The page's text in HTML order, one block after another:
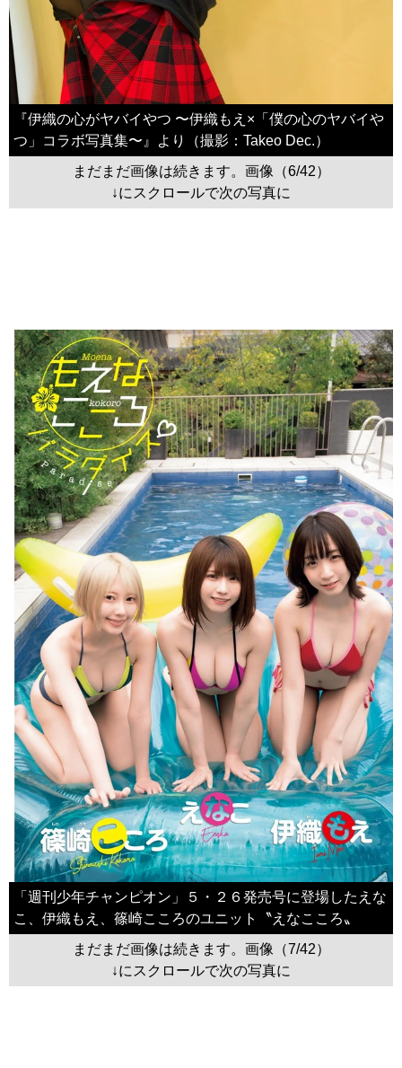
『伊織の心がヤバイやつ 〜伊織もえ×「僕の心のヤバイや
つ」コラボ写真集〜』より（撮影：Takeo Dec.）
まだまだ画像は続きます。画像（6/42）
↓にスクロールで次の写真に
「週刊少年チャンピオン」５・２６発売号に登場したえな
こ、伊織もえ、篠崎こころのユニット〝えなこころ〟
まだまだ画像は続きます。画像（7/42）
↓にスクロールで次の写真に